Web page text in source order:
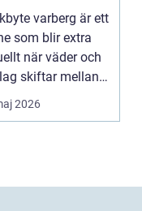
runt
varberg är ett
som blir extra
när väder och
skiftar mellan
och ...
2026